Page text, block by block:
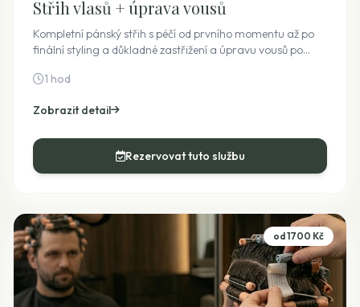
Střih vlasů + úprava vousů
Kompletní pánský střih s péčí od prvního momentu až po
finální styling a důkladné zastřižení a úpravu vousů po
do vousů. Cena je pevná i bez využití doplňkových služeb,
1 hod
Zobrazit detail
Rezervovat tuto službu
od 1700 Kč